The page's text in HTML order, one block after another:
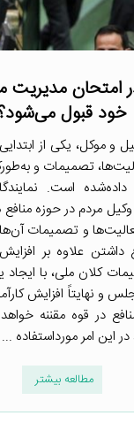
امتحان مدیریت
خود قبول
و موکل، یکی از
تصمیمات و
است.
مردم در حوزه منافع
و تصمیمات
داشتن علاوه بر
کلان ملی، با ایجاد
و نهایتاً افزایش
در قوه مقننه
این امر مورداستفاده ...
مطالعه بیشتر